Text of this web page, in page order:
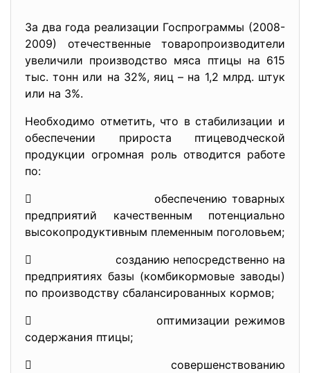
За два года реализации Госпрограммы (2008-
2009) отечественные товаропроизводители
увеличили производство мяса птицы на 615
тыс. тонн или на 32%, яиц – на 1,2 млрд. штук
или на 3%.
Необходимо отметить, что в стабилизации и
обеспечении прироста птицеводческой
продукции огромная роль отводится работе
по:
 обеспечению товарных
предприятий качественным потенциально
высокопродуктивным племенным поголовьем;
 созданию непосредственно на
предприятиях базы (комбикормовые заводы)
по производству сбалансированных кормов;
 оптимизации режимов
содержания птицы;
 совершенствованию